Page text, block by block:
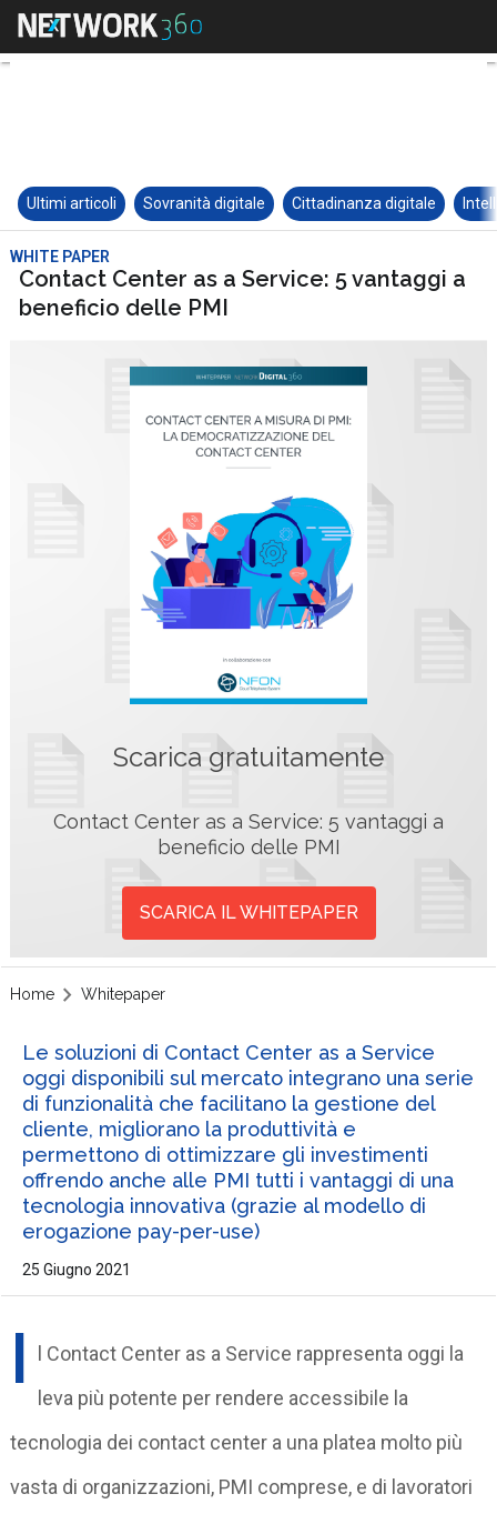
Ultimi articoli Sovranità digitale Cittadinanza digitale
WHITE PAPER
Contact Center as a Service: 5 vantaggi a
beneficio delle PMI
Scarica gratuitamente
Contact Center as a Service: 5 vantaggi a
beneficio delle PMI
SCARICA IL WHITEPAPER
Home Whitepaper
Le soluzioni di Contact Center as a Service
oggi disponibili sul mercato integrano una serie
di funzionalità che facilitano la gestione del
cliente, migliorano la produttività e
permettono di ottimizzare gli investimenti
offrendo anche alle PMI tutti i vantaggi di una
tecnologia innovativa (grazie al modello di
erogazione pay-per-use)
25 Giugno 2021
I
l Contact Center as a Service rappresenta oggi la
leva più potente per rendere accessibile la
tecnologia dei contact center a una platea molto più
vasta di organizzazioni, PMI comprese, e di lavoratori